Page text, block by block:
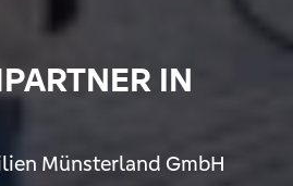
IN
Münsterland GmbH